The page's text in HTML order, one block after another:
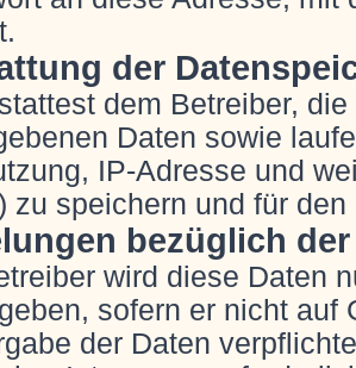
der
dem Betreiber,
Daten sowie
IP-Adresse und
zu speichern und für
bezüglich
wird diese Daten
sofern er nicht auf
der Daten